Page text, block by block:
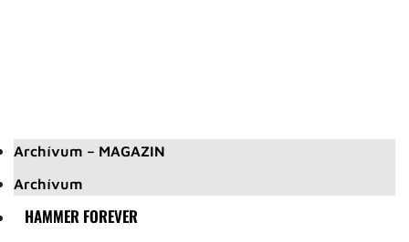
Archívum – MAGAZIN
Archívum
HAMMER FOREVER